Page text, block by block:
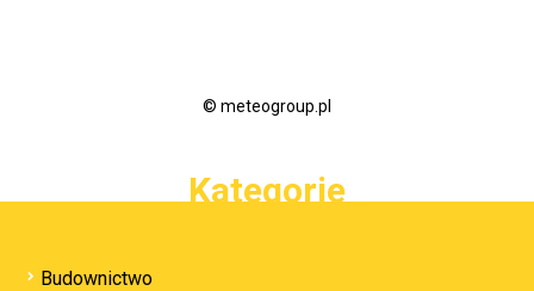
© meteogroup.pl
Kategorie
Budownictwo